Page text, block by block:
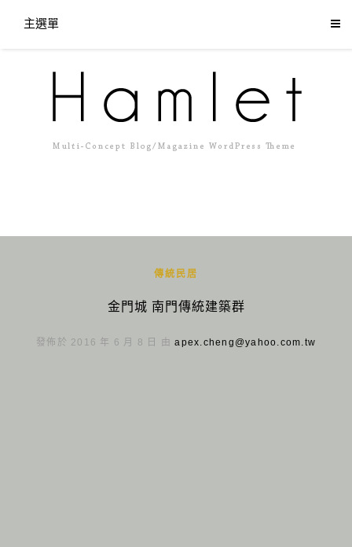
主選單
傳統民居
金門城 南門傳統建築群
發佈於 2016 年 6 月 8 日 由apex.cheng@yahoo.com.tw